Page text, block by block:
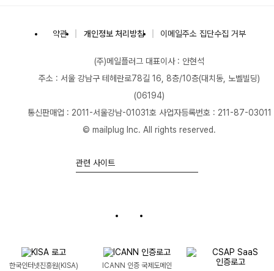
약관 개인정보 처리방침 이메일주소 집단수집 거부
(주)메일플러그 대표이사 : 안현석
주소 : 서울 강남구 테헤란로78길 16, 8층/10층(대치동, 노벨빌딩)
(06194)
통신판매업 : 2011-서울강남-01031호 사업자등록번호 : 211-87-03011
© mailplug Inc. All rights reserved.
관련 사이트
한국인터넷진흥원(KISA) ICANN 인증 국제도메인